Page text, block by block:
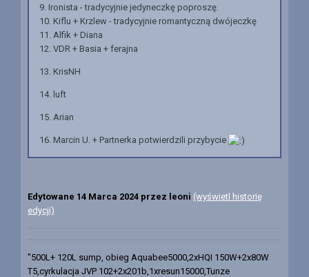
9. Ironista - tradycyjnie jedyneczkę poproszę.
10. Kiflu + Krzlew - tradycyjnie romantyczną dwójeczkę
11. Alfik + Diana
12. VDR + Basia + ferajna
13. KrisNH
14. luft
15. Arian
16. Marcin U. + Partnerka potwierdzili przybycie
Edytowane 14 Marca 2024 przez leoni (wyświetl historię
edycji)
"500L+ 120L sump, obieg Aquabee5000,2xHQI 150W+2x80W
T5,cyrkulacja JVP 102+2x201b,1xresun15000,Tunze